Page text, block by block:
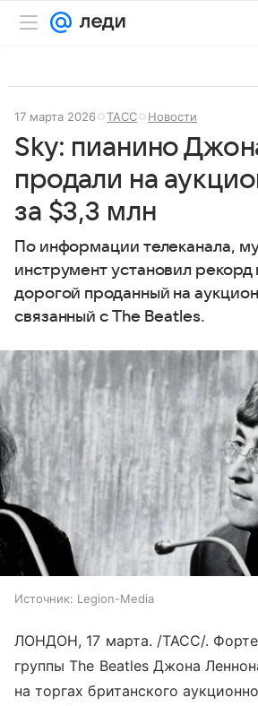
17 марта 2026 ТАСС Новости
Sky: пианино
продали на
за $3,3 млн
По информации телеканала,
инструмент установил рекорд
дорогой проданный на
связанный с The Beatles.
Источник: Legion-Media
ЛОНДОН, 17 марта. /ТАСС/.
группы The Beatles Джона
на торгах британского